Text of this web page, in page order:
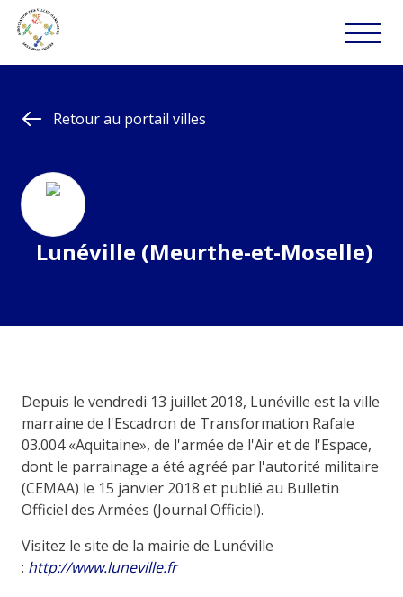
Retour au portail villes
Lunéville (Meurthe-et-Moselle)
Depuis le vendredi 13 juillet 2018, Lunéville est la ville
marraine de l'Escadron de Transformation Rafale
03.004 «Aquitaine», de l'armée de l'Air et de l'Espace,
dont le parrainage a été agréé par l'autorité militaire
(CEMAA) le 15 janvier 2018 et publié au Bulletin
Officiel des Armées (Journal Officiel).
Visitez le site de la mairie de Lunéville
: http://www.luneville.fr